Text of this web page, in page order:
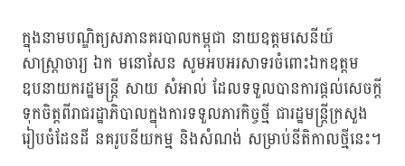
ក្នុងនាមបណ្ឌិត្យសភានគរបាលកម្ពុជា នាយឧត្តមសេនីយ៍
សាស្ត្រាចារ្យ ឯក មនោសែន សូមអបអរសាទរចំពោះឯកឧត្តម
ឧបនាយករដ្ឋមន្ត្រី សាយ សំអាល់ ដែលទទួលបានការផ្តល់សេចក្តី
ទុកចិត្តពីរាជរដ្ឋាភិបាលក្នុងការទទួលភារកិច្ចថ្មី ជារដ្ឋមន្រ្តីក្រសួង
រៀបចំដែនដី នគរូបនីយកម្ម និងសំណង់ សម្រាប់នីតិកាលថ្មីនេះ។